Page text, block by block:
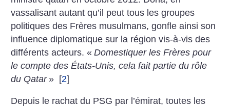
vassalisant autant qu’il peut tous les groupes
politiques des Frères musulmans, gonfle ainsi son
influence diplomatique sur la région vis-à-vis des
différents acteurs. « Domestiquer les Frères pour
le compte des États-Unis, cela fait partie du rôle
du Qatar » [2]
Depuis le rachat du PSG par l’émirat, toutes les